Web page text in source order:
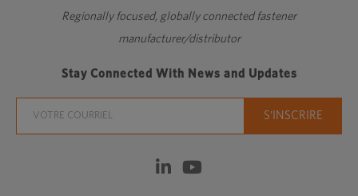
Regionally focused, globally connected fastener
manufacturer/distributor
Stay Connected With News and Updates